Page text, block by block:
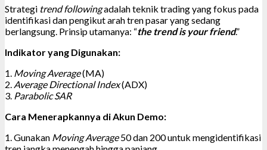
Strategi trend followingadalah teknik trading yang fokus pada
identifikasi dan pengikut arah tren pasar yang sedang
berlangsung. Prinsip utamanya: “the trend is your friend.”
Indikator yang Digunakan:
1. Moving Average(MA)
2. Average Directional Index(ADX)
3. Parabolic SAR
Cara Menerapkannya di Akun Demo:
1. Gunakan Moving Average50 dan 200 untuk mengidentifikasi